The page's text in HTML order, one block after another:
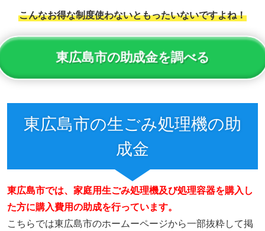
こんなお得な制度使わないともったいないですよね！
東広島市の助成金を調べる
東広島市の生ごみ処理機の助
成金
東広島市では、家庭用生ごみ処理機及び処理容器を購入し
た方に購入費用の助成を行っています。
こちらでは東広島市のホームーページから一部抜粋して掲